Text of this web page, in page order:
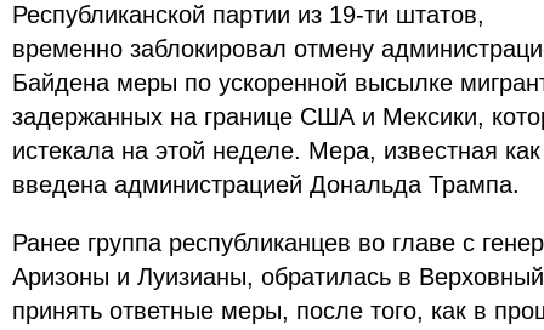
Республиканской партии из 19-ти штатов,
временно заблокировал отмену
Байдена меры по ускоренной высылке
задержанных на границе США и Мексики,
истекала на этой неделе. Мера, известная
введена администрацией Дональда Трампа.
Ранее группа республиканцев во главе с
Аризоны и Луизианы, обратилась в
принять ответные меры, после того, как в